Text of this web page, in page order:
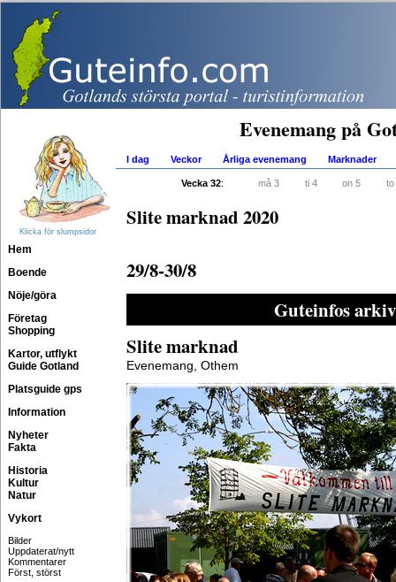
Klicka för slumpsidor
Hem
Boende
Nöje/göra
Företag
Shopping
Kartor, utflykt
Guide Gotland
Platsguide gps
Information
Nyheter
Fakta
Historia
Kultur
Natur
Vykort
Bilder
Uppdaterat/nytt
Kommentarer
Först, störst
Evenemang på
I dag Veckor Årliga evenemang Marknader
Vecka 32: må 3 ti 4 on 5 to
Slite marknad 2020
29/8-30/8
Guteinfos arkiv
Slite marknad
Evenemang, Othem